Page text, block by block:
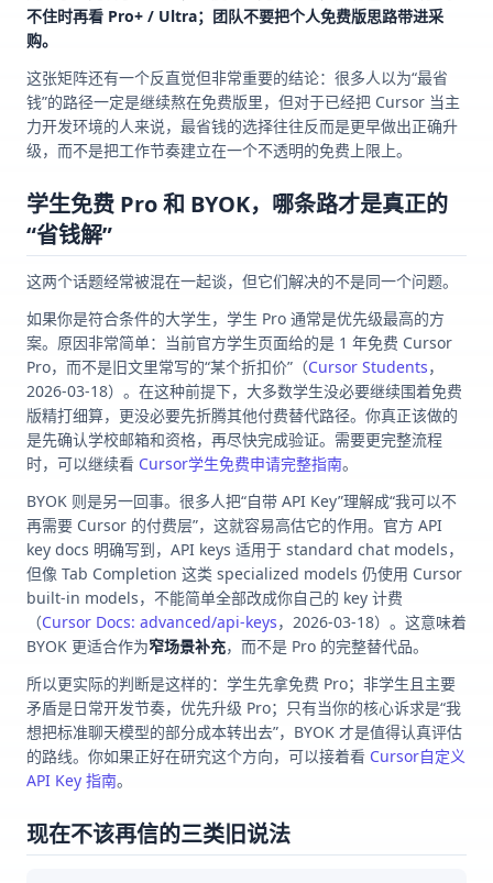
不住时再看 Pro+ / Ultra；团队不要把个人免费版思路带进采
购。
这张矩阵还有一个反直觉但非常重要的结论：很多人以为“最省
钱”的路径一定是继续熬在免费版里，但对于已经把 Cursor 当主
力开发环境的人来说，最省钱的选择往往反而是更早做出正确升
级，而不是把工作节奏建立在一个不透明的免费上限上。
学生免费 Pro 和 BYOK，哪条路才是真正的
“省钱解”
这两个话题经常被混在一起谈，但它们解决的不是同一个问题。
如果你是符合条件的大学生，学生 Pro 通常是优先级最高的方
案。原因非常简单：当前官方学生页面给的是 1 年免费 Cursor
Pro，而不是旧文里常写的“某个折扣价”（Cursor Students，
2026-03-18）。在这种前提下，大多数学生没必要继续围着免费
版精打细算，更没必要先折腾其他付费替代路径。你真正该做的
是先确认学校邮箱和资格，再尽快完成验证。需要更完整流程
时，可以继续看 Cursor学生免费申请完整指南。
BYOK 则是另一回事。很多人把“自带 API Key”理解成“我可以不
再需要 Cursor 的付费层”，这就容易高估它的作用。官方 API
key docs 明确写到，API keys 适用于 standard chat models，
但像 Tab Completion 这类 specialized models 仍使用 Cursor
built-in models，不能简单全部改成你自己的 key 计费
（Cursor Docs: advanced/api-keys，2026-03-18）。这意味着
BYOK 更适合作为窄场景补充，而不是 Pro 的完整替代品。
所以更实际的判断是这样的：学生先拿免费 Pro；非学生且主要
矛盾是日常开发节奏，优先升级 Pro；只有当你的核心诉求是“我
想把标准聊天模型的部分成本转出去”，BYOK 才是值得认真评估
的路线。你如果正好在研究这个方向，可以接着看 Cursor自定义
API Key 指南。
现在不该再信的三类旧说法